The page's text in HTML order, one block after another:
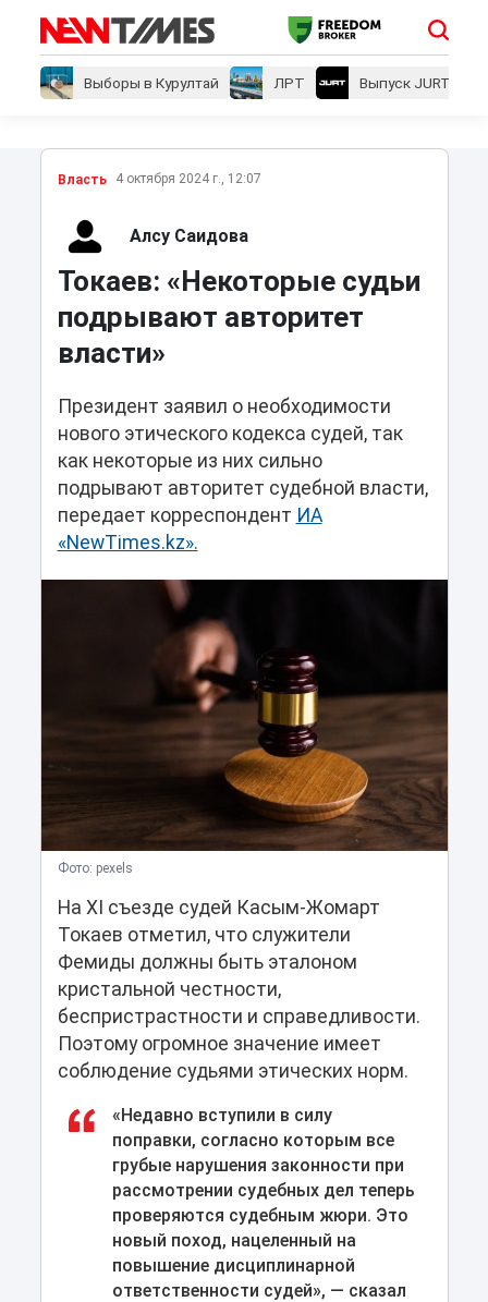
Выборы в Курултай ЛРТ Выпуск JURT
Власть 4 октября 2024 г., 12:07
Алсу Саидова
Токаев: «Некоторые судьи
подрывают авторитет
власти»
Президент заявил о необходимости
нового этического кодекса судей, так
как некоторые из них сильно
подрывают авторитет судебной власти,
передает корреспондент ИА
«NewTimes.kz».
Фото: pexels
На XI съезде судей Касым-Жомарт
Токаев отметил, что служители
Фемиды должны быть эталоном
кристальной честности,
беспристрастности и справедливости.
Поэтому огромное значение имеет
соблюдение судьями этических норм.
«Недавно вступили в силу
поправки, согласно которым все
грубые нарушения законности при
рассмотрении судебных дел теперь
проверяются судебным жюри. Это
новый поход, нацеленный на
повышение дисциплинарной
ответственности судей», — сказал